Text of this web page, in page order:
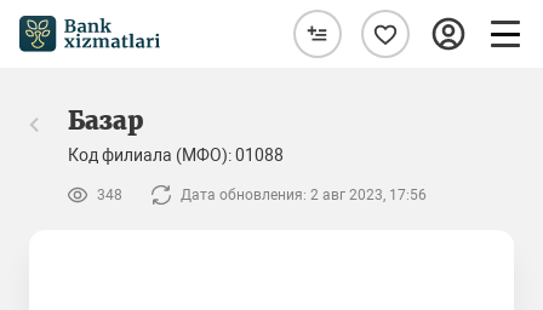
Базар
Код филиала (МФО): 01088
348 Дата обновления: 2 авг 2023, 17:56